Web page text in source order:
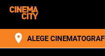
ALEGE